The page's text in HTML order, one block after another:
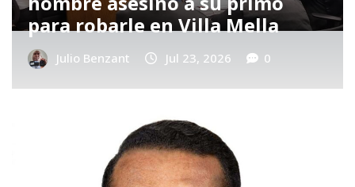
sin control judicial
Julio Benzant Jul 23, 2026 0